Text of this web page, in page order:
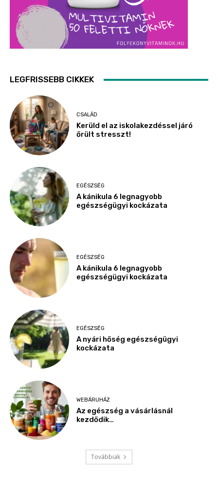
LEGFRISSEBB CIKKEK
CSALÁD
Kerüld el az iskolakezdéssel járó
őrült stresszt!
EGÉSZSÉG
A kánikula 6 legnagyobb
egészségügyi kockázata
EGÉSZSÉG
A kánikula 6 legnagyobb
egészségügyi kockázata
EGÉSZSÉG
A nyári hőség egészségügyi
kockázata
WEBÁRUHÁZ
Az egészség a vásárlásnál
kezdődik…
Továbbiak